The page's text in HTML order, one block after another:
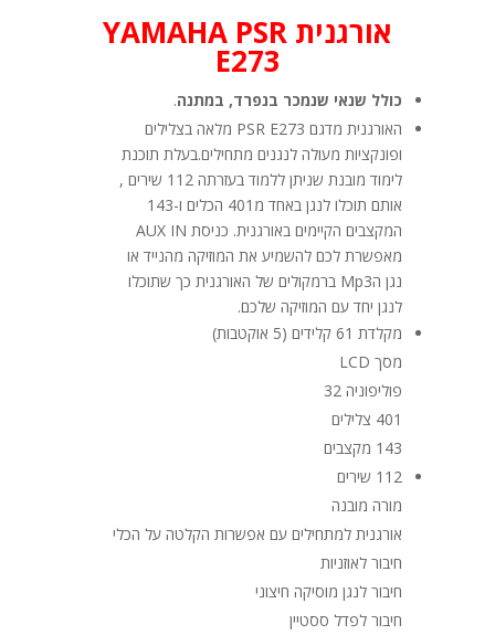
אורגנית YAMAHA PSR
E273
כולל שנאי שנמכר בנפרד, במתנה.
האורגנית מדגם PSR E273 מלאה בצלילים
ופונקציות מעולה לנגנים מתחילים.בעלת תוכנת
לימוד מובנת שניתן ללמוד בעזרתה 112 שירים ,
אותם תוכלו לנגן באחד מ401 הכלים ו-143
המקצבים הקיימים באורגנית. כניסת AUX IN
מאפשרת לכם להשמיע את המוזיקה מהנייד או
נגן הMp3 ברמקולים של האורגנית כך שתוכלו
לנגן יחד עם המוזיקה שלכם.
מקלדת 61 קלידים (5 אוקטבות)
מסך LCD
פוליפוניה 32
401 צלילים
143 מקצבים
112 שירים
מורה מובנה
אורגנית למתחילים עם אפשרות הקלטה על הכלי
חיבור לאוזניות
חיבור לנגן מוסיקה חיצוני
חיבור לפדל ססטיין